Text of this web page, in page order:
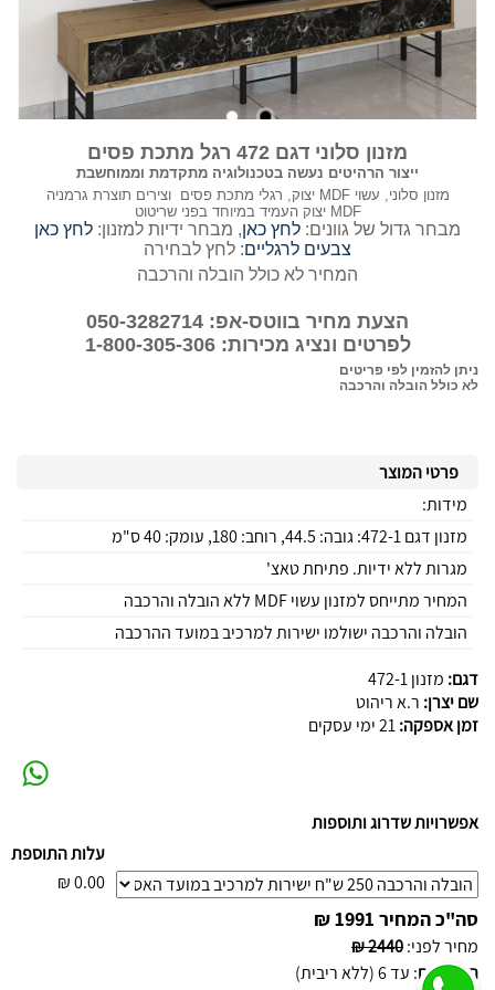
מזנון סלוני דגם 472 רגל מתכת פסים
ייצור הרהיטים נעשה בטכנולוגיה מתקדמת וממוחשבת
מזנון סלוני, עשוי MDF יצוק, רגלי מתכת פסים וצירים תוצרת גרמניה
MDF יצוק העמיד במיוחד בפני שריטוט
מבחר גדול של גוונים: לחץ כאן, מבחר ידיות למזנון: לחץ כאן
צבעים לרגליים: לחץ לבחירה
המחיר לא כולל הובלה והרכבה
הצעת מחיר בווטס-אפ: 050-3282714
לפרטים ונציג מכירות: 1-800-305-306
ניתן להזמין לפי פריטים
לא כולל הובלה והרכבה
פרטי המוצר
מידות:
מזנון דגם 472-1: גובה: 44.5, רוחב: 180, עומק: 40 ס"מ
מגרות ללא ידיות. פתיחת טאצ'
המחיר מתייחס למזנון עשוי MDF ללא הובלה והרכבה
הובלה והרכבה ישולמו ישירות למרכיב במועד ההרכבה
דגם: מזנון 472-1
שם יצרן: ר.א ריהוט
זמן אספקה:21 ימי עסקים
אפשרויות שדרוג ותוספות
עלות התוספת
0.00
₪
סה"כ המחיר 1991 ₪
מחיר לפני:
2440 ₪
תשלומים: עד 6 (ללא ריבית)